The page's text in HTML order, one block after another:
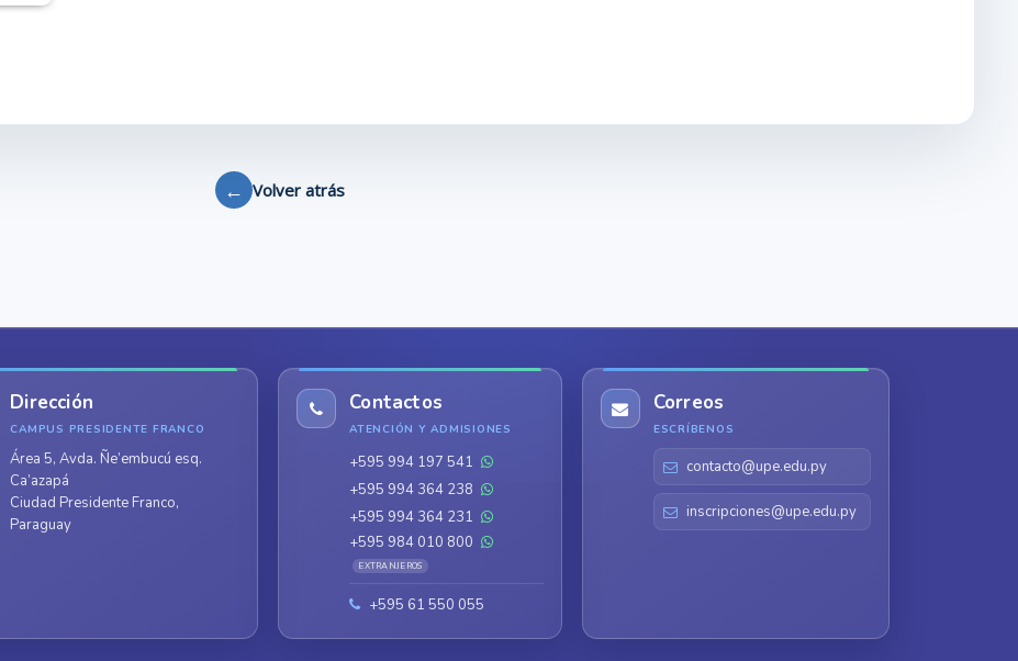
← Volver atrás
Dirección
CAMPUS PRESIDENTE FRANCO
Área 5, Avda. Ñe’embucú esq.
Ca’azapá
Ciudad Presidente Franco,
Paraguay
Contactos
ATENCIÓN Y ADMISIONES
+595 994 197 541
+595 994 364 238
+595 994 364 231
+595 984 010 800
EXTRANJEROS
+595 61 550 055
Correos
ESCRÍBENOS
contacto@upe.edu.py
inscripciones@upe.edu.py